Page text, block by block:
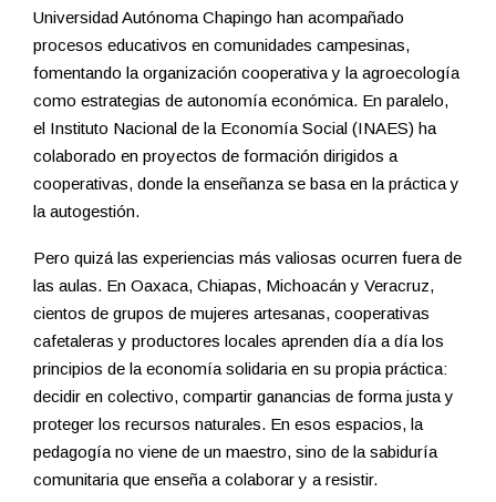
Universidad Autónoma Chapingo han acompañado
procesos educativos en comunidades campesinas,
fomentando la organización cooperativa y la agroecología
como estrategias de autonomía económica. En paralelo,
el Instituto Nacional de la Economía Social (INAES) ha
colaborado en proyectos de formación dirigidos a
cooperativas, donde la enseñanza se basa en la práctica y
la autogestión.
Pero quizá las experiencias más valiosas ocurren fuera de
las aulas. En Oaxaca, Chiapas, Michoacán y Veracruz,
cientos de grupos de mujeres artesanas, cooperativas
cafetaleras y productores locales aprenden día a día los
principios de la economía solidaria en su propia práctica:
decidir en colectivo, compartir ganancias de forma justa y
proteger los recursos naturales. En esos espacios, la
pedagogía no viene de un maestro, sino de la sabiduría
comunitaria que enseña a colaborar y a resistir.